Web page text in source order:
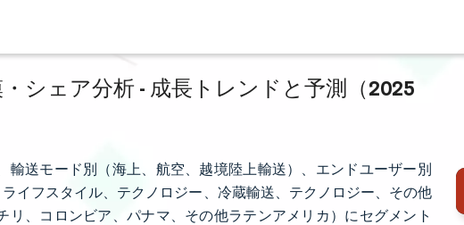
シェア分析 - 成長トレンドと予測（2025
送モード別（海上、航空、越境陸上輸送）、エンドユーザー別
イフスタイル、テクノロジー、冷蔵輸送、テクノロジー、その他
、コロンビア、パナマ、その他ラテンアメリカ）にセグメント